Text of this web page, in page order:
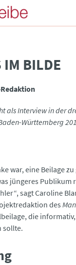
IM BILDE
als Interview in der
Württemberg
war, eine Beilage
jüngeres Publikum
sagt Caroline
des
die
sollte.